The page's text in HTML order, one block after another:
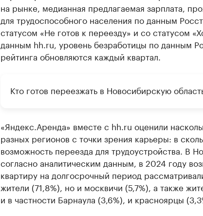
на рынке, медианная предлагаемая зарплата,
для трудоспособного населения по данным
статусом «Не готов к переезду» и со статусом
данным hh.ru, уровень безработицы по данным
рейтинга обновляются каждый квартал.
Кто готов переезжать в Новосибирскую
«Яндекс.Аренда» вместе с hh.ru оценили
разных регионов с точки зрения карьеры: в
возможность переезда для трудоустройства. В
согласно аналитическим данным, в 2024 году
квартиру на долгосрочный период
жители (71,8%), но и москвичи (5,7%), а также
и в частности Барнаула (3,6%), и красноярцы